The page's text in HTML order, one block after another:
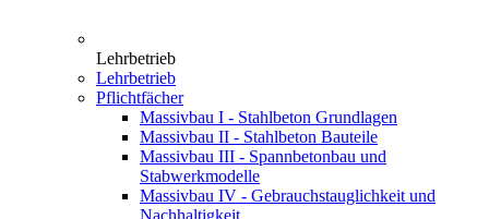
Lehrbetrieb
Lehrbetrieb
Pflichtfächer
Massivbau I - Stahlbeton Grundlagen
Massivbau II - Stahlbeton Bauteile
Massivbau III - Spannbetonbau und
Stabwerkmodelle
Massivbau IV - Gebrauchstauglichkeit und